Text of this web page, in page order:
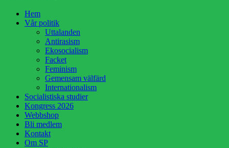
HoppaHem
Vår politik
Uttalanden
Antirasism
Ekosocialism
Facket
Feminism
Gemensam välfärd
Internationalism
Socialistiska studier
Kongress 2026
Webbshop
Bli medlem
Kontakt
Om SP